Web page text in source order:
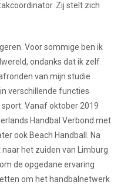
Zij stelt zich
Voor sommige ben ik
ondanks dat ik zelf
van mijn studie
verschillende functies
Vanaf oktober 2019
Handbal Verbond met
ook Beach Handball. Na
het zuiden van Limburg
de opgedane ervaring
om het handbalnetwerk